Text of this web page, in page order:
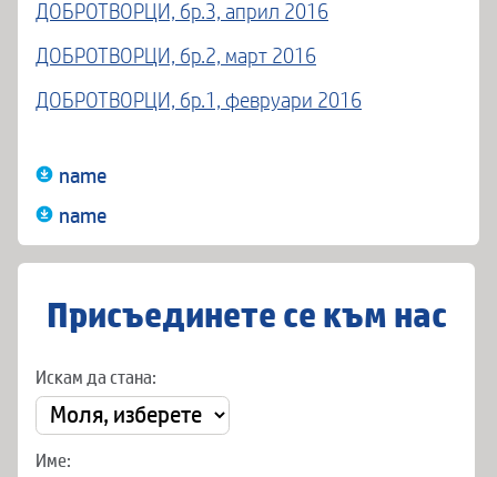
ДОБРОТВОРЦИ, бр.3, април 2016
ДОБРОТВОРЦИ, бр.2, март 2016
ДОБРОТВОРЦИ, бр.1, февруари 2016
name
name
Присъединете се към нас
Искам да стана:
Име: